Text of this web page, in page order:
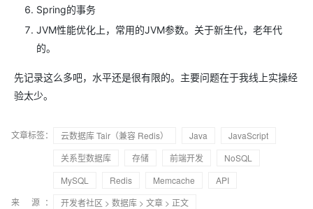
Spring的事务
JVM性能优化上，常用的JVM参数。关于新生代，老年代
的。
先记录这么多吧，水平还是很有限的。主要问题在于我线上实操经
验太少。
文章标签： 云数据库 Tair（兼容 Redis） Java
JavaScript
关系型数据库
存储 前端开发
NoSQL
MySQL
Redis Memcache
API
来 源：
开发者社区 > 数据库 > 文章 > 正文